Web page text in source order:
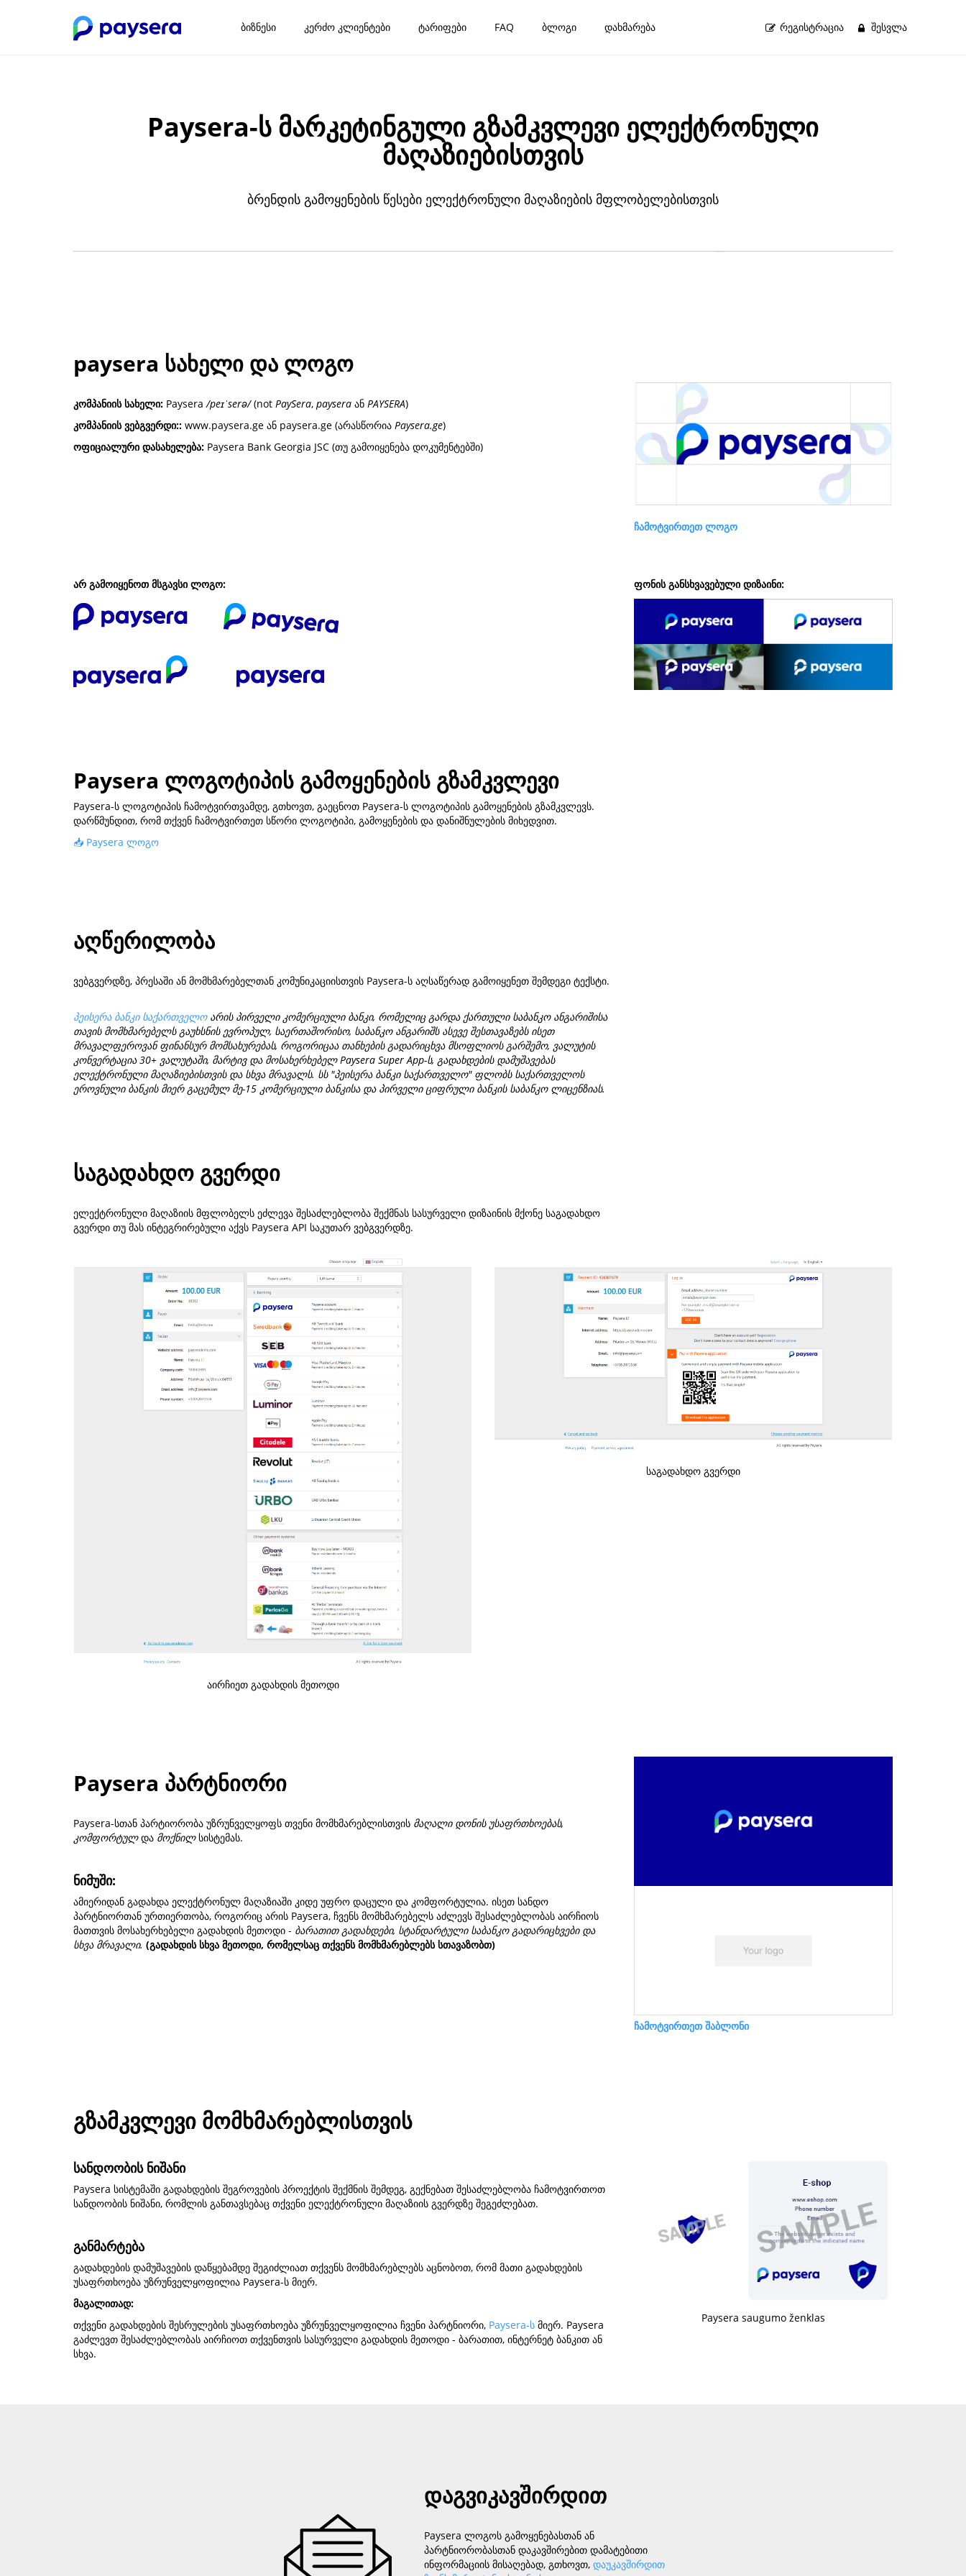
ბიზნესი კერძო კლიენტები ტარიფები FAQ ბლოგი დახმარება ᲠᲔᲒᲘᲡᲢᲠᲐᲪᲘᲐ ᲨᲔᲡᲕᲚᲐ
Paysera-ს მარკეტინგული გზამკვლევი ელექტრონული
მაღაზიებისთვის
ბრენდის გამოყენების წესები ელექტრონული მაღაზიების მფლობელებისთვის
paysera სახელი და ლოგო
კომპანიის სახელი: Paysera/peɪˈserə/(not PaySera, paysera ან PAYSERA)
კომპანიის ვებგვერდი:: www.paysera.ge ან paysera.ge (არასწორია Paysera.ge)
ოფიციალური დასახელება: Paysera Bank Georgia JSC (თუ გამოიყენება დოკუმენტებში)
ჩამოტვირთეთ ლოგო
არ გამოიყენოთ მსგავსი ლოგო: ფონის განსხვავებული დიზაინი:
Paysera ლოგოტიპის გამოყენების გზამკვლევი
Paysera-ს ლოგოტიპის ჩამოტვირთვამდე, გთხოვთ, გაეცნოთ Paysera-ს ლოგოტიპის გამოყენების გზამკვლევს.
დარწმუნდით, რომ თქვენ ჩამოტვირთეთ სწორი ლოგოტიპი, გამოყენების და დანიშნულების მიხედვით.
📥 Paysera ლოგო
აღწერილობა
ვებგვერდზე, პრესაში ან მომხმარებელთან კომუნიკაციისთვის Paysera-ს აღსაწერად გამოიყენეთ შემდეგი ტექსტი.
პეისერა ბანკი საქართველო არის პირველი კომერციული ბანკი, რომელიც გარდა ქართული საბანკო ანგარიშისა
თავის მომხმარებელს გაუხსნის ევროპულ, საერთაშორისო, საბანკო ანგარიშს ასევე შესთავაზებს ისეთ
მრავალფეროვან ფინანსურ მომსახურებას, როგორიცაა თანხების გადარიცხვა მსოფლიოს გარშემო, ვალუტის
კონვერტაცია 30+ ვალუტაში, მარტივ და მოსახერხებელ Paysera Super App-ს, გადახდების დამუშავებას
ელექტრონული მაღაზიებისთვის და სხვა მრავალს. სს "პეისერა ბანკი საქართველო" ფლობს საქართველოს
ეროვნული ბანკის მიერ გაცემულ მე-15 კომერციული ბანკისა და პირველი ციფრული ბანკის საბანკო ლიცენზიას.
საგადახდო გვერდი
ელექტრონული მაღაზიის მფლობელს ეძლევა შესაძლებლობა შექმნას სასურველი დიზაინის მქონე საგადახდო
გვერდი თუ მას ინტეგრირებული აქვს Paysera API საკუთარ ვებგვერდზე.
აირჩიეთ გადახდის მეთოდი
საგადახდო გვერდი
Paysera პარტნიორი
Paysera-სთან პარტიორობა უზრუნველყოფს თვენი მომხმარებლისთვის მაღალი დონის უსაფრთხოებას,
კომფორტულდა მოქნილსისტემას.
ნიმუში:
ამიერიდან გადახდა ელექტრონულ მაღაზიაში კიდე უფრო დაცული და კომფორტულია. ისეთ სანდო
პარტნიორთან ურთიერთობა, როგორიც არის Paysera, ჩვენს მომხმარებელს აძლევს შესაძლებლობას აირჩიოს
მათთვის მოსახერხებელი გადახდის მეთოდი - ბარათით გადახდები, სტანდარტული საბანკო გადარიცხვები და
სხვა მრავალი. (გადახდის სხვა მეთოდი, რომელსაც თქვენს მომხმარებლებს სთავაზობთ)
ჩამოტვირთეთ შაბლონი
გზამკვლევი მომხმარებლისთვის
სანდოობის ნიშანი
Paysera სისტემაში გადახდების შეგროვების პროექტის შექმნის შემდეგ, გექნებათ შესაძლებლობა ჩამოტვირთოთ
სანდოობის ნიშანი, რომლის განთავსებაც თქვენი ელექტრონული მაღაზიის გვერდზე შეგეძლებათ.
განმარტება
გადახდების დამუშავების დაწყებამდე შეგიძლიათ თქვენს მომხმარებლებს აცნობოთ, რომ მათი გადახდების
უსაფრთხოება უზრუნველყოფილია Paysera-ს მიერ.
მაგალითად:
თქვენი გადახდების შესრულების უსაფრთხოება უზრუნველყოფილია ჩვენი პარტნიორი, Paysera-ს მიერ. Paysera
გაძლევთ შესაძლებლობას აირჩიოთ თქვენთვის სასურველი გადახდის მეთოდი - ბარათით, ინტერნეტ ბანკით ან
სხვა.
Paysera saugumo ženklas
დაგვიკავშირდით
Paysera ლოგოს გამოყენებასთან ან
პარტნიორობასთან დაკავშირებით დამატებითი
ინფორმაციის მისაღებად, გთხოვთ, დაუკავშირდით